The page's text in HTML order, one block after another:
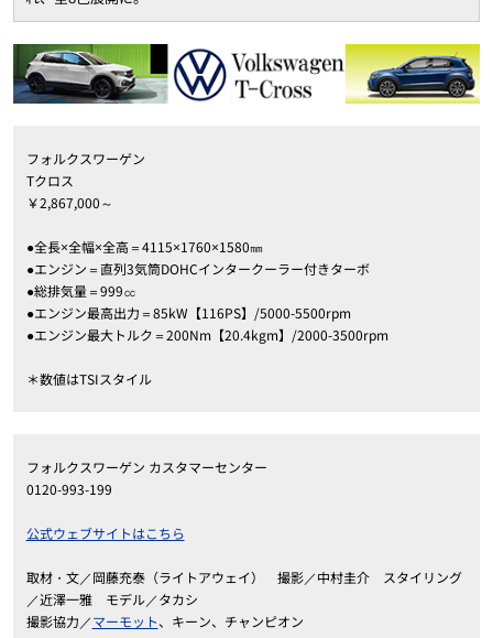
フォルクスワーゲン
Tクロス
￥2,867,000～
●全長×全幅×全高＝4115×1760×1580㎜
●エンジン＝直列3気筒DOHCインタークーラー付きターボ
●総排気量＝999㏄
●エンジン最高出力＝85kW【116PS】/5000-5500rpm
●エンジン最大トルク＝200Nm【20.4kgm】/2000-3500rpm
＊数値はTSIスタイル
フォルクスワーゲン カスタマーセンター
0120-993-199
公式ウェブサイトはこちら
取材・文／岡藤充泰（ライトアウェイ） 撮影／中村圭介 スタイリング
／近澤一雅 モデル／タカシ
撮影協力／マーモット、キーン、チャンピオン